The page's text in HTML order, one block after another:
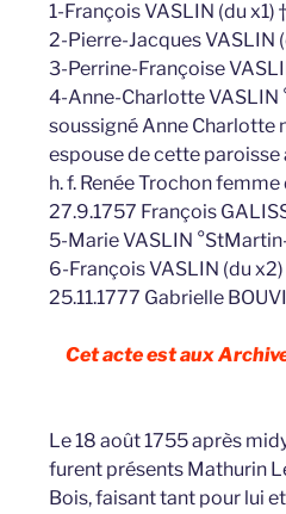
1-François VASLIN (du x1)
2-Pierre-Jacques VASLIN
3-Perrine-Françoise
4-Anne-Charlotte VASLIN
soussigné Anne Charlotte
espouse de cette paroisse
h. f. Renée Trochon
27.9.1757 François
5-Marie VASLIN
6-François VASLIN (du
25.11.1777 Gabrielle
Cet acte est aux
Le 18 août 1755 après
furent présents Mathurin
Bois, faisant tant pour lui